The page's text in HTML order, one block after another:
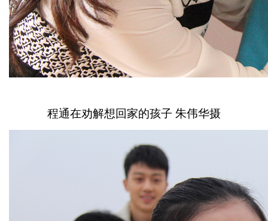
程通在劝解想回家的孩子 朱伟华摄